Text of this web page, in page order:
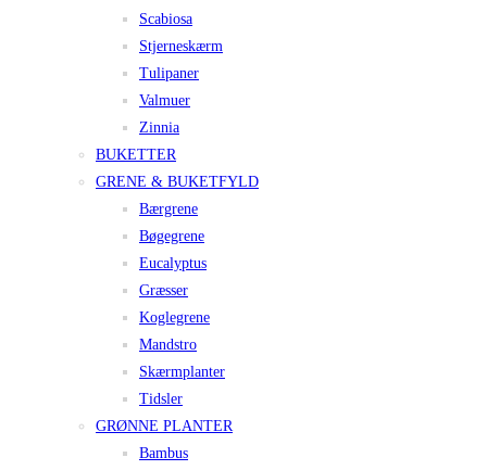
Scabiosa
Stjerneskærm
Tulipaner
Valmuer
Zinnia
BUKETTER
GRENE & BUKETFYLD
Bærgrene
Bøgegrene
Eucalyptus
Græsser
Koglegrene
Mandstro
Skærmplanter
Tidsler
GRØNNE PLANTER
Bambus